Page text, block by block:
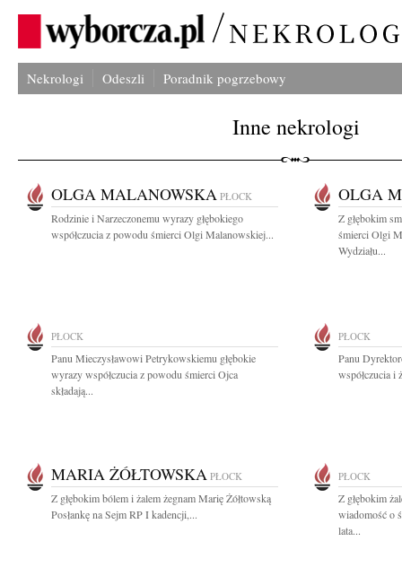
Nekrologi Odeszli Poradnik pogrzebowy
Inne nekrologi
OLGA MALANOWSKA PŁOCK
Rodzinie i Narzeczonemu wyrazy głębokiego
współczucia z powodu śmierci Olgi Malanowskiej...
OLGA
Z głębokim
śmierci Olgi
Wydziału...
PŁOCK
Panu Mieczysławowi Petrykowskiemu głębokie
wyrazy współczucia z powodu śmierci Ojca
składają...
PŁOCK
Panu
współczucia i
MARIA ŻÓŁTOWSKA PŁOCK
Z głębokim bólem i żalem żegnam Marię Żółtowską
Posłankę na Sejm RP I kadencji,...
PŁOCK
Z głębokim
wiadomość o
lata...